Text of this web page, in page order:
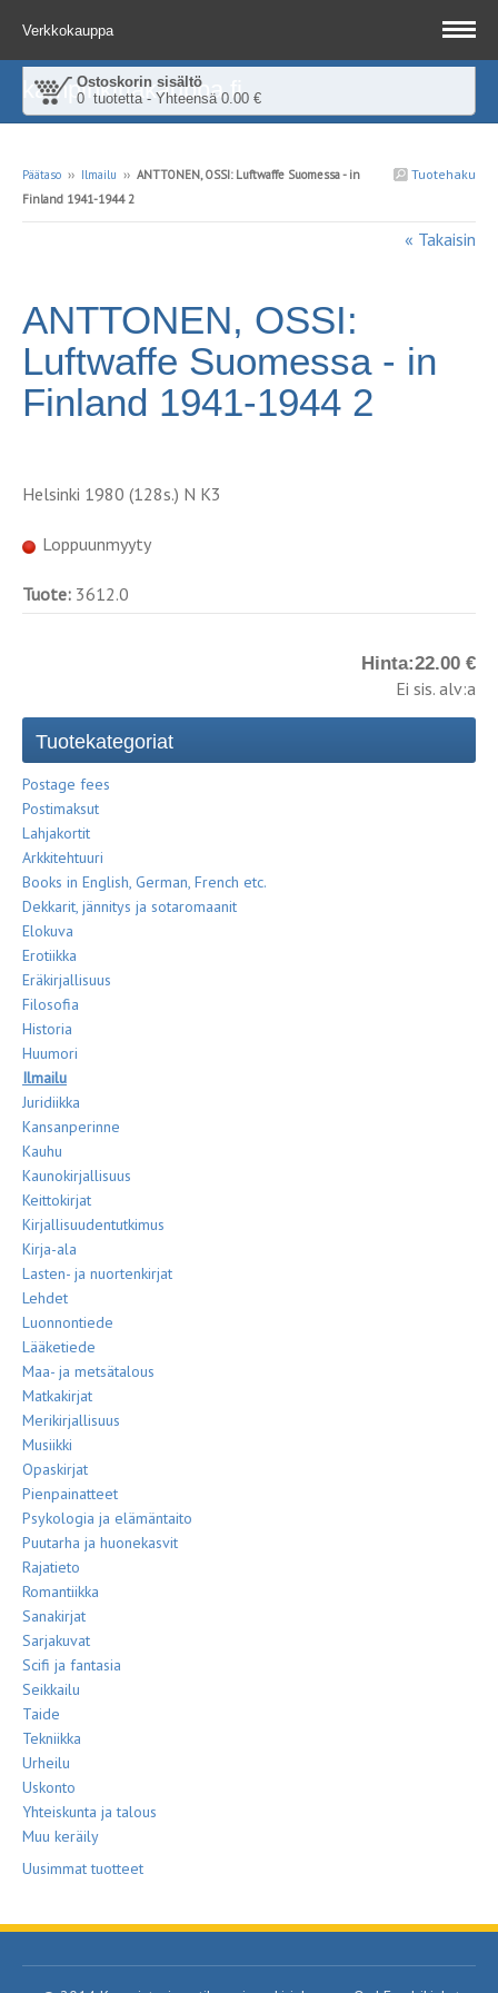
Verkkokauppa
Ostoskorin sisältö
0 tuotetta - Yhteensä 0.00 €
kampinkirjakauppa.fi
Tuotehaku
Päätaso ›› Ilmailu ›› ANTTONEN, OSSI: Luftwaffe Suomessa - in
Finland 1941-1944 2
« Takaisin
ANTTONEN, OSSI:
Luftwaffe Suomessa - in
Finland 1941-1944 2
Helsinki 1980 (128s.) N K3
Loppuunmyyty
Tuote: 3612.0
Hinta:22.00 €
Ei sis. alv:a
Tuotekategoriat
Postage fees
Postimaksut
Lahjakortit
Arkkitehtuuri
Books in English, German, French etc.
Dekkarit, jännitys ja sotaromaanit
Elokuva
Erotiikka
Eräkirjallisuus
Filosofia
Historia
Huumori
Ilmailu
Juridiikka
Kansanperinne
Kauhu
Kaunokirjallisuus
Keittokirjat
Kirjallisuudentutkimus
Kirja-ala
Lasten- ja nuortenkirjat
Lehdet
Luonnontiede
Lääketiede
Maa- ja metsätalous
Matkakirjat
Merikirjallisuus
Musiikki
Opaskirjat
Pienpainatteet
Psykologia ja elämäntaito
Puutarha ja huonekasvit
Rajatieto
Romantiikka
Sanakirjat
Sarjakuvat
Scifi ja fantasia
Seikkailu
Taide
Tekniikka
Urheilu
Uskonto
Yhteiskunta ja talous
Muu keräily
Uusimmat tuotteet